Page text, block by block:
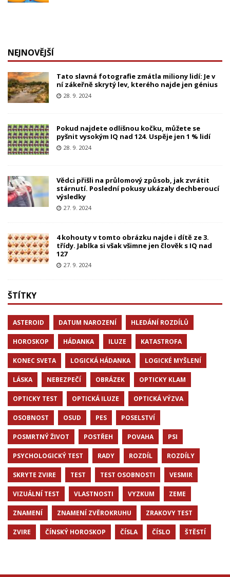
NEJNOVĚJŠÍ
Tato slavná fotografie zmátla miliony lidí: Je v
ní zákeřně skrytý lev, kterého najde jen génius
28. 9. 2024
Pokud najdete odlišnou kočku, můžete se
pyšnit vysokým IQ nad 124. Uspěje jen 1 % lidí
28. 9. 2024
Vědci přišli na průlomový způsob, jak zvrátit
stárnutí. Poslední pokusy ukázaly dechberoucí
výsledky
27. 9. 2024
4 kohouty v tomto obrázku najde i dítě ze 3.
třídy. Jablka si však všimne jen člověk s IQ nad
127
27. 9. 2024
ŠTÍTKY
ASTEROID DATUM NAROZENÍ HLEDÁNÍ ROZDÍLŮ
HOROSKOP HÁDANKA ILUZE KATASTROFA
KONEC SVETA LOGICKÁ HÁDANKA LOGICKÉ MYŠLENÍ
LÁSKA NEBEZPEČÍ OBRÁZEK OPTICKY KLAM
OPTICKY TEST OPTICKÁ ILUZE OPTICKÁ VÝZVA
OSOBNOST OSUD PES POSELSTVÍ
POSMRTNÝ ŽIVOT POSTŘEH POVAHA PSI
PSYCHOLOGICKÝ TEST RADY ROZDÍL ROZDÍLY
SKRYTE ZVIRE TEST TEST OSOBNOSTI VESMIR
VIZUÁLNÍ TEST VLASTNOSTI VYZKUM ZEME
ZNAMENÍ ZNAMENÍ ZVĚROKRUHU ZRAKOVY TEST
ZVIRE ČÍNSKÝ HOROSKOP ČÍSLA ČÍSLO ŠTĚSTÍ